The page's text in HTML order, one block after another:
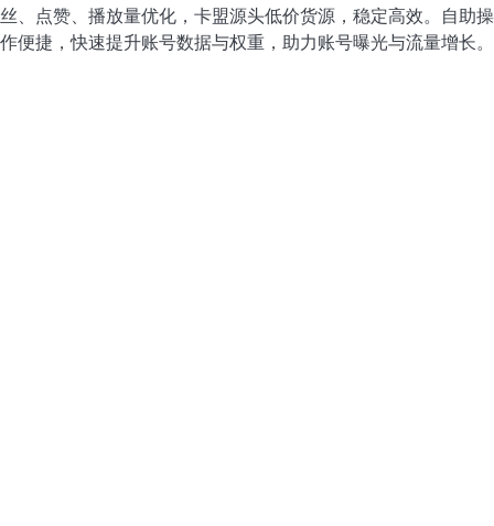
丝、点赞、播放量优化，卡盟源头低价货源，稳定高效。自助操
作便捷，快速提升账号数据与权重，助力账号曝光与流量增长。